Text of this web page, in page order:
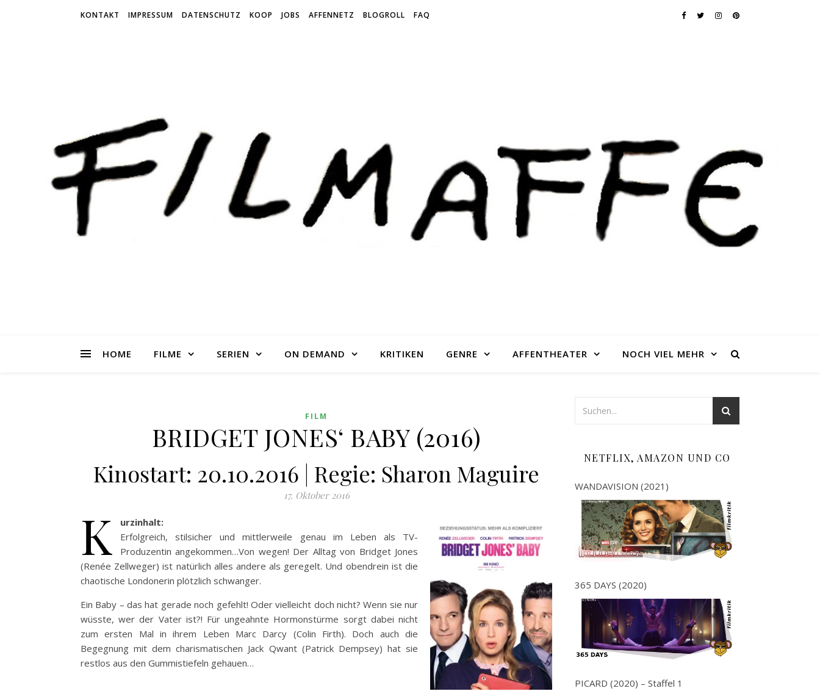
KONTAKT IMPRESSUM DATENSCHUTZ KOOP JOBS AFFENNETZ BLOGROLL FAQ
HOME FILME SERIEN ON DEMAND KRITIKEN GENRE AFFENTHEATER NOCH VIEL MEHR
FILM
BRIDGET JONES‘ BABY (2016)
Kinostart: 20.10.2016 | Regie: Sharon Maguire
17. Oktober 2016
K
urzinhalt:
Erfolgreich, stilsicher und mittlerweile genau im Leben als TV-
Produzentin angekommen…Von wegen! Der Alltag von Bridget Jones
(Renée Zellweger) ist natürlich alles andere als geregelt. Und obendrein ist die
chaotische Londonerin plötzlich schwanger.
Ein Baby – das hat gerade noch gefehlt! Oder vielleicht doch nicht? Wenn sie nur
wüsste,wer der Vater ist?! Für ungeahnte Hormonstürme sorgt dabei nicht
zum ersten Mal in ihrem Leben Marc Darcy (Colin Firth). Doch auch die
Begegnung mit dem charismatischen Jack Qwant (Patrick Dempsey) hat sie
restlos aus den Gummistiefeln gehauen…
NETFLIX, AMAZON UND CO
WANDAVISION (2021)
365 DAYS (2020)
PICARD (2020) – Staffel 1